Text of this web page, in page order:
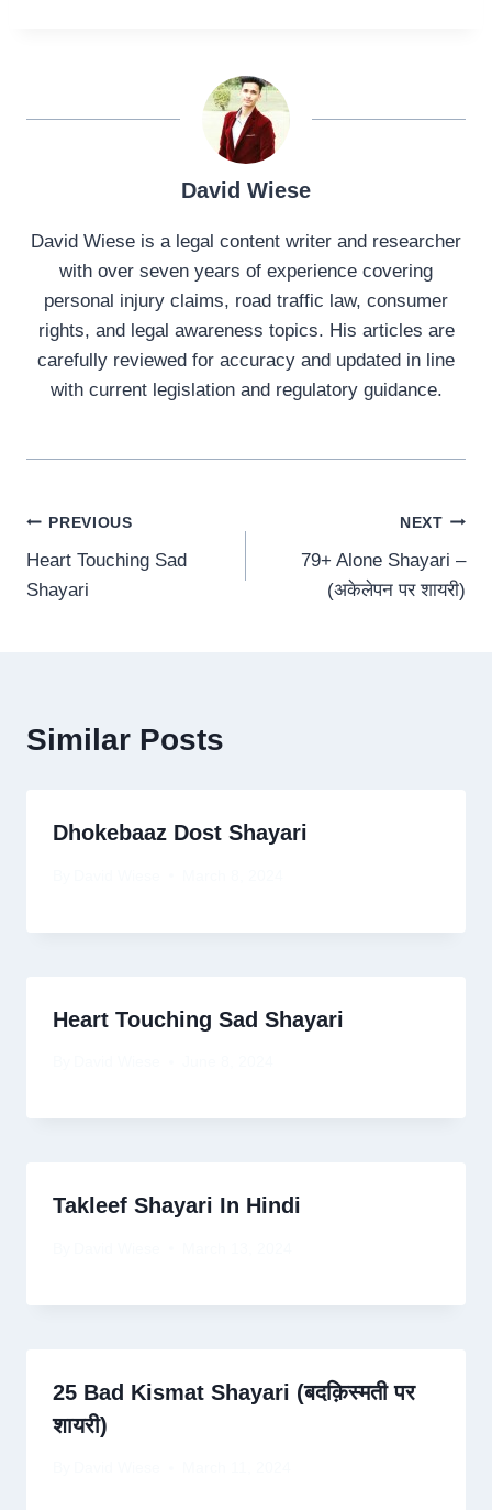
David Wiese
David Wiese is a legal content writer and researcher
with over seven years of experience covering
personal injury claims, road traffic law, consumer
rights, and legal awareness topics. His articles are
carefully reviewed for accuracy and updated in line
with current legislation and regulatory guidance.
Post
navigation
PREVIOUS
Heart Touching Sad
Shayari
NEXT
79+ Alone Shayari –
(अकेलेपन पर शायरी)
Similar Posts
Dhokebaaz Dost Shayari
Heart Touching Sad Shayari
Takleef Shayari In Hindi
25 Bad Kismat Shayari (बदक़िस्मती पर
शायरी)